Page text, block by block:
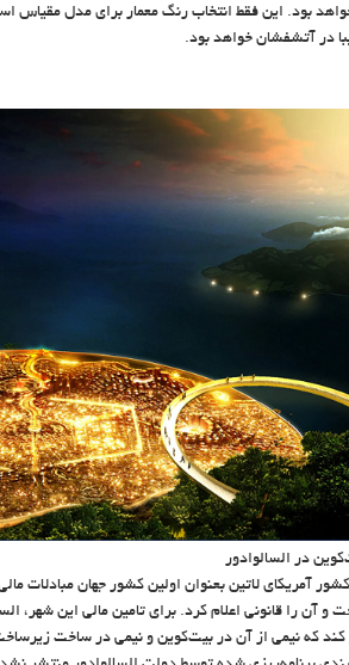
نخواهد بود. این فقط انتخاب رنگ معمار برای مدل
در آتشفشان خواهد بود.
در السالوادور
آمریکای لاتین بعنوان اولین کشور جهان مبادلات
کند که نیمی از آن در بیت‌کوین و نیمی در ساخت